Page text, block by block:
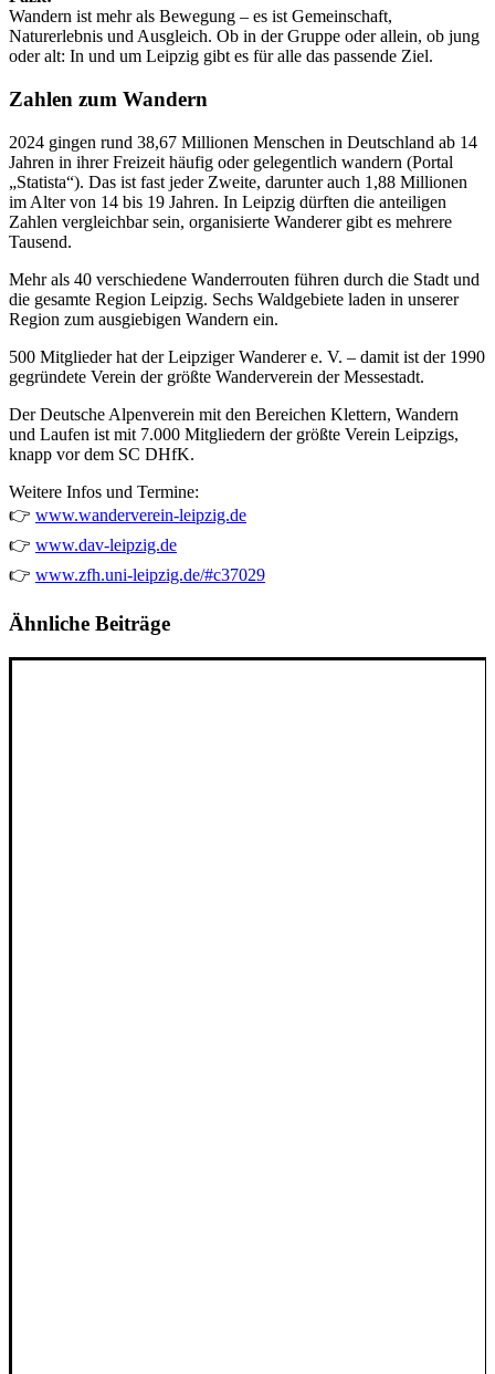
Wandern ist mehr als Bewegung – es ist Gemeinschaft,
Naturerlebnis und Ausgleich. Ob in der Gruppe oder allein, ob jung
oder alt: In und um Leipzig gibt es für alle das passende Ziel.
Zahlen zum Wandern
2024 gingen rund 38,67 Millionen Menschen in Deutschland ab 14
Jahren in ihrer Freizeit häufig oder gelegentlich wandern (Portal
„Statista“). Das ist fast jeder Zweite, darunter auch 1,88 Millionen
im Alter von 14 bis 19 Jahren. In Leipzig dürften die anteiligen
Zahlen vergleichbar sein, organisierte Wanderer gibt es mehrere
Tausend.
Mehr als 40 verschiedene Wanderrouten führen durch die Stadt und
die gesamte Region Leipzig. Sechs Waldgebiete laden in unserer
Region zum ausgiebigen Wandern ein.
500 Mitglieder hat der Leipziger Wanderer e. V. – damit ist der 1990
gegründete Verein der größte Wanderverein der Messestadt.
Der Deutsche Alpenverein mit den Bereichen Klettern, Wandern
und Laufen ist mit 7.000 Mitgliedern der größte Verein Leipzigs,
knapp vor dem SC DHfK.
Weitere Infos und Termine:
👉 www.wanderverein-leipzig.de
👉 www.dav-leipzig.de
👉 www.zfh.uni-leipzig.de/#c37029
Ähnliche Beiträge